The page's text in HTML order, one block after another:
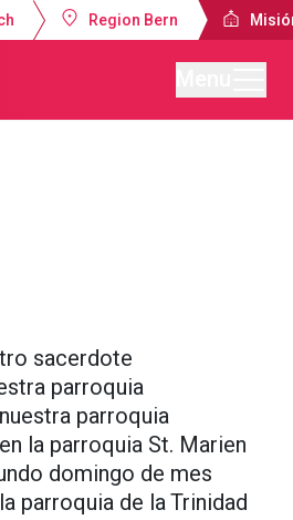
Region Bern
sacerdote
parroquia
parroquia
la parroquia St. Marien
domingo de mes
parroquia de la Trinidad